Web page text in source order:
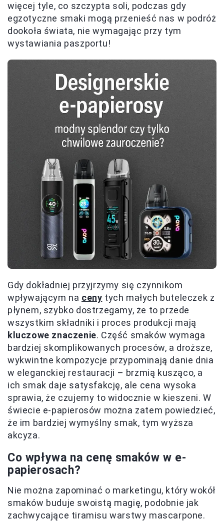
więcej tyle, co szczypta soli, podczas gdy
egzotyczne smaki mogą przenieść nas w podróż
dookoła świata, nie wymagając przy tym
wystawiania paszportu!
Gdy dokładniej przyjrzymy się czynnikom
wpływającym na ceny tych małych buteleczek z
płynem, szybko dostrzegamy, że to przede
wszystkim składniki i proces produkcji mają
kluczowe znaczenie. Część smaków wymaga
bardziej skomplikowanych procesów, a droższe,
wykwintne kompozycje przypominają danie dnia
w eleganckiej restauracji – brzmią kusząco, a
ich smak daje satysfakcję, ale cena wysoka
sprawia, że czujemy to widocznie w kieszeni. W
świecie e-papierosów można zatem powiedzieć,
że im bardziej wymyślny smak, tym wyższa
akcyza.
Co wpływa na cenę smaków w e-
papierosach?
Nie można zapominać o marketingu, który wokół
smaków buduje swoistą magię, podobnie jak
zachwycające tiramisu warstwy mascarpone.